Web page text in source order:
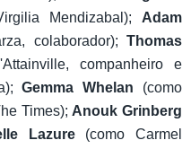
Mendizabal); Adam
colaborador); Thomas
companheiro e
Gemma Whelan (como
Times); Anouk Grinberg
Lazure(como Carmel